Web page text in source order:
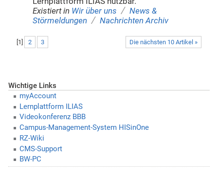
Existiert in Wir über uns / News &
Störmeldungen / Nachrichten Archiv
Die nächsten 10 Artikel »
1 2 3
Wichtige Links
myAccount
Lernplattform ILIAS
Videokonferenz BBB
Campus-Management-System HISinOne
RZ-Wiki
CMS-Support
BW-PC